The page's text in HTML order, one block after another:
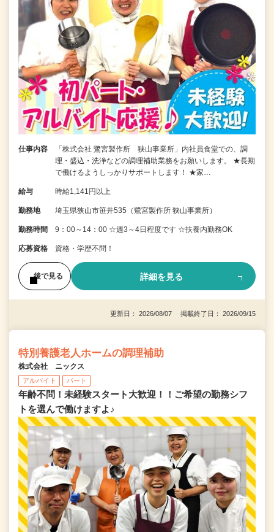
仕事内容
「株式会社 鷺宮製作所 狭山事業所」内社員食堂での、調
理・盛込・洗浄などの調理補助業務をお願いします。 ★長期
で働けるようしっかりサポートします！ ★家…
給与 時給1,141円以上
勤務地 埼玉県狭山市笹井535（鷺宮製作所 狭山事業所）
勤務時間 9：00～14：00 ☆週3～4日程度です ☆扶養内勤務OK
応募資格 資格・学歴不問！
後で見る 詳細を見る
更新日： 2026/08/07 掲載終了日： 2026/09/15
特別養護老人ホームの調理補助
株式会社 ニックス
アルバイト パート
年齢不問！未経験スタート大歓迎！！ご希望の勤務シフ
トを選んで働けますよ♪